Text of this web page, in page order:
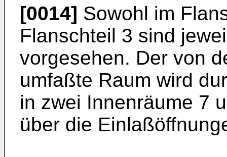
[0014] Sowohl im
Flanschteil 3 sind
vorgesehen. Der von
umfaßte Raum wird
in zwei Innenräume 7
über die